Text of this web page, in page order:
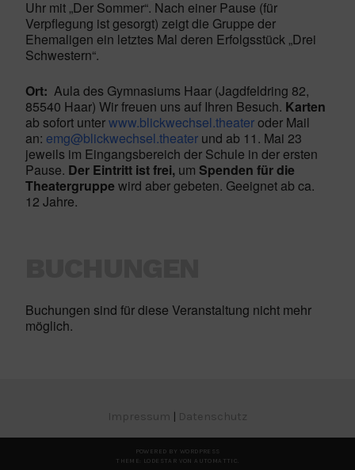
Uhr mit „Der Sommer“. Nach einer Pause (für
Verpflegung ist gesorgt) zeigt die Gruppe der
Ehemaligen ein letztes Mal deren Erfolgsstück „Drei
Schwestern“.
Ort: Aula des Gymnasiums Haar (Jagdfeldring 82,
85540 Haar) Wir freuen uns auf Ihren Besuch. Karten
ab sofort unterwww.blickwechsel.theateroder Mail
an: emg@blickwechsel.theater und ab 11. Mai 23
jeweils im Eingangsbereich der Schule in der ersten
Pause. Der Eintritt ist frei, um Spenden für die
Theatergruppe wird aber gebeten. Geeignet ab ca.
12 Jahre.
Buchungen sind für diese Veranstaltung nicht mehr
möglich.
Impressum | Datenschutz
POWERED BY WORDPRESS
THEME: LODESTAR VON AUTOMATTIC